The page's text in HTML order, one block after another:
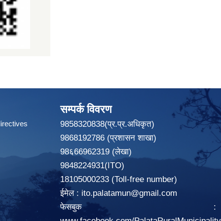
सम्पर्क विवरण
9858320838(प्र.प्र.अधिकृत)
9868192786 (प्रशासन शाखा)
98६66962319 (लेखा)
9848224931(ITO)
18105000233 (Toll-free number)
ईमेल : ito.palatamun@gmail.com
फेसबुक :